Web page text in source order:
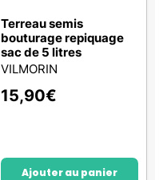
Terreau semis
bouturage repiquage
sac de 5 litres
VILMORIN
15,90€
Ajouter au panier